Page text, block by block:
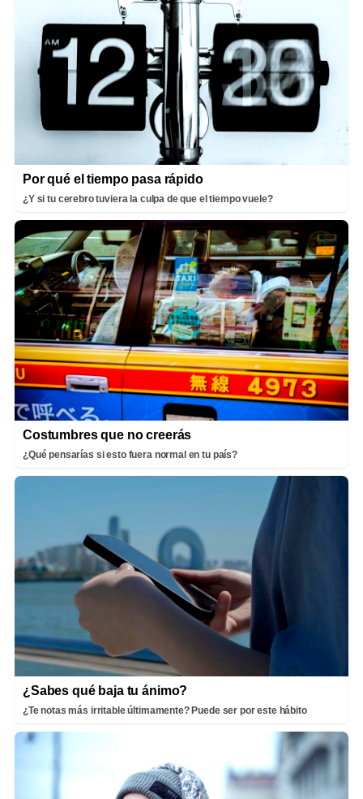
Por qué el tiempo pasa rápido
¿Y si tu cerebro tuviera la culpa de que el tiempo vuele?
Costumbres que no creerás
¿Qué pensarías si esto fuera normal en tu país?
¿Sabes qué baja tu ánimo?
¿Te notas más irritable últimamente? Puede ser por este hábito